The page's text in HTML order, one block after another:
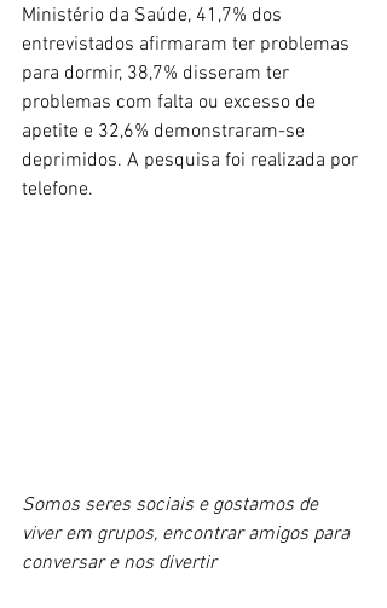
Ministério da Saúde, 41,7% dos
entrevistados afirmaram ter problemas
para dormir, 38,7% disseram ter
problemas com falta ou excesso de
apetite e 32,6% demonstraram-se
deprimidos. A pesquisa foi realizada por
telefone.
Somos seres sociais e gostamos de
viver em grupos, encontrar amigos para
conversar e nos divertir